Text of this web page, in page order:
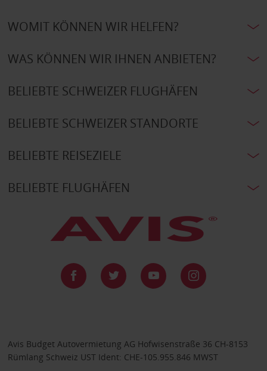
WOMIT KÖNNEN WIR HELFEN?
WAS KÖNNEN WIR IHNEN ANBIETEN?
BELIEBTE SCHWEIZER FLUGHÄFEN
BELIEBTE SCHWEIZER STANDORTE
BELIEBTE REISEZIELE
BELIEBTE FLUGHÄFEN
Avis Budget Autovermietung AG Hofwisenstraße 36 CH-8153
Rümlang Schweiz UST Ident: CHE-105.955.846 MWST